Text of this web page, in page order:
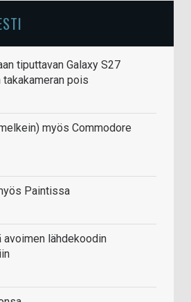
tiputtavan Galaxy S27
takakameran pois
myös Commodore
Paintissa
avoimen lähdekoodin